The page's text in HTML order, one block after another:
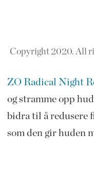
Copyright 2020. All
ZO Radical Night
og stramme opp
bidra til å redusere
som den gir huden